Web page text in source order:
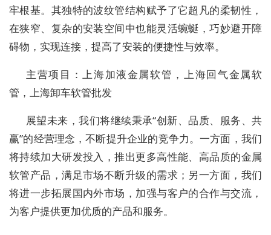
牢根基。其独特的波纹管结构赋予了它超凡的柔韧性，
在狭窄、复杂的安装空间中也能灵活蜿蜒，巧妙避开障
碍物，实现连接，提高了安装的便捷性与效率。
主营项目：上海加液金属软管，上海回气金属软
管，上海卸车软管批发
展望未来，我们将继续秉承“创新、品质、服务、共
赢”的经营理念，不断提升企业的竞争力。一方面，我们
将持续加大研发投入，推出更多高性能、高品质的金属
软管产品，满足市场不断升级的需求；另一方面，我们
将进一步拓展国内外市场，加强与客户的合作与交流，
为客户提供更加优质的产品和服务。